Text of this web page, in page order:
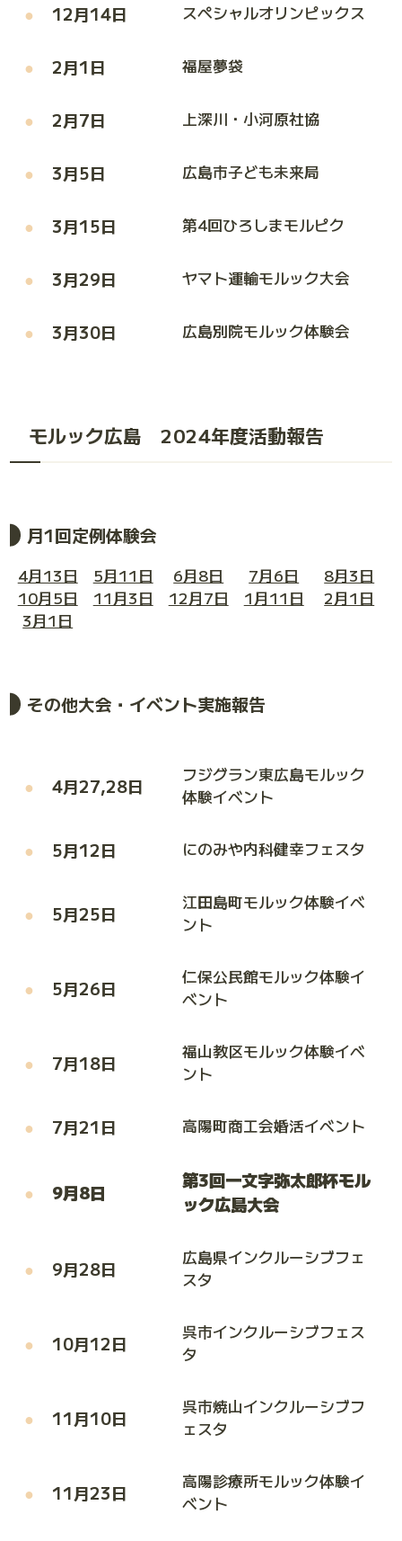
12月14日 スペシャルオリンピックス
2月1日 福屋夢袋
2月7日 上深川・小河原社協
3月5日 広島市子ども未来局
3月15日 第4回ひろしまモルピク
3月29日 ヤマト運輸モルック大会
3月30日 広島別院モルック体験会
モルック広島 2024年度活動報告
月1回定例体験会
4月13日 5月11日 6月8日 7月6日
8月3日
10月5日
11月3日 12月7日 1月11日
2月1日
3月1日
その他大会・イベント実施報告
4月27,28日
フジグラン東広島モルック
体験イベント
5月12日 にのみや内科健幸フェスタ
5月25日
江田島町モルック体験イベ
ント
5月26日
仁保公民館モルック体験イ
ベント
7月18日
福山教区モルック体験イベ
ント
7月21日 高陽町商工会婚活イベント
9月8日
第3回一文字弥太郎杯モル
ック広島大会
9月28日
広島県インクルーシブフェ
スタ
10月12日
呉市インクルーシブフェス
タ
11月10日
呉市焼山インクルーシブフ
ェスタ
11月23日
高陽診療所モルック体験イ
ベント